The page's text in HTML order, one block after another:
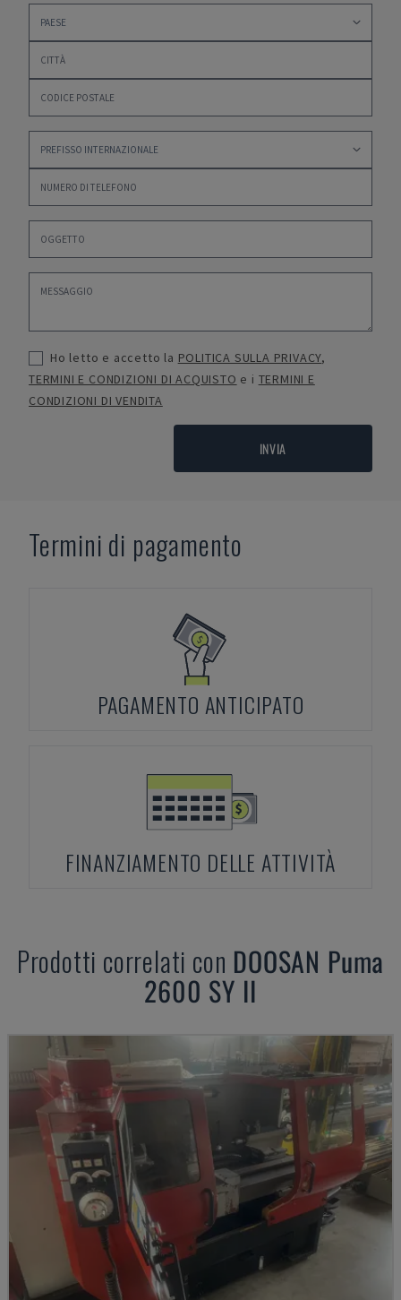
Ho letto e accetto la POLITICA SULLA PRIVACY,
TERMINI E CONDIZIONI DI ACQUISTO e i TERMINI E
CONDIZIONI DI VENDITA
INVIA
Termini di pagamento
PAGAMENTO ANTICIPATO
FINANZIAMENTO DELLE ATTIVITÀ
Prodotti correlati con DOOSAN Puma
2600 SY II